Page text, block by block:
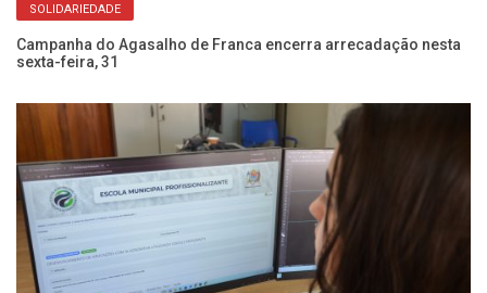
SOLIDARIEDADE
Campanha do Agasalho de Franca encerra arrecadação nesta
sexta-feira, 31